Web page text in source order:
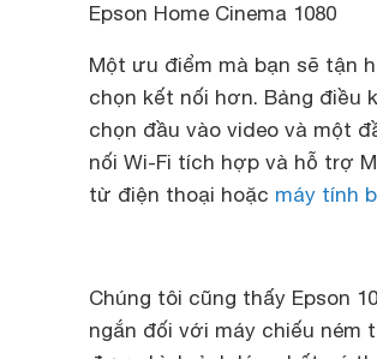
Epson Home Cinema 1080
Một ưu điểm mà bạn sẽ tận
chọn kết nối hơn. Bảng điều
chọn đầu vào video và một
nối Wi-Fi tích hợp và hỗ trợ
từ điện thoại hoặc máy tính
Chúng tôi cũng thấy Epson
ngắn đối với máy chiếu ném